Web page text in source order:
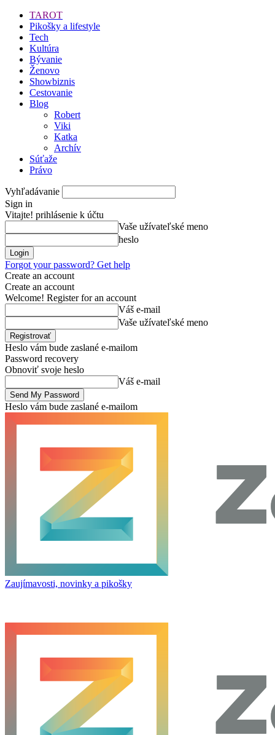
TAROT
Pikošky a lifestyle
Tech
Kultúra
Bývanie
Ženovo
Showbiznis
Cestovanie
Blog
Robert
Viki
Katka
Archív
Súťaže
Právo
Vyhľadávanie
Sign in
Vitajte! prihlásenie k účtu
Vaše užívateľské meno
heslo
Forgot your password? Get help
Create an account
Create an account
Welcome! Register for an account
Váš e-mail
Vaše užívateľské meno
Heslo vám bude zaslané e-mailom
Password recovery
Obnoviť svoje heslo
Váš e-mail
Heslo vám bude zaslané e-mailom
Zaujímavosti, novinky a pikošky